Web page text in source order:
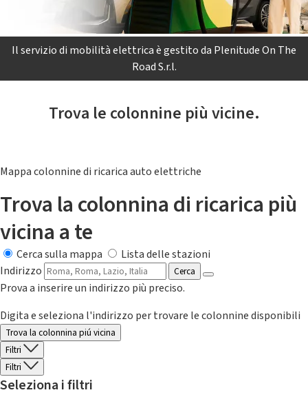
Il servizio di mobilità elettrica è gestito da Plenitude On The
Road S.r.l.
Trova le colonnine più vicine.
Mappa colonnine di ricarica auto elettriche
Trova la colonnina di ricarica più
vicina a te
Cerca sulla mappa
Lista delle stazioni
Indirizzo
Cerca
Prova a inserire un indirizzo più preciso.
Digita e seleziona l'indirizzo per trovare le colonnine disponibili
Trova la colonnina piú vicina
Filtri
Filtri
Seleziona i filtri